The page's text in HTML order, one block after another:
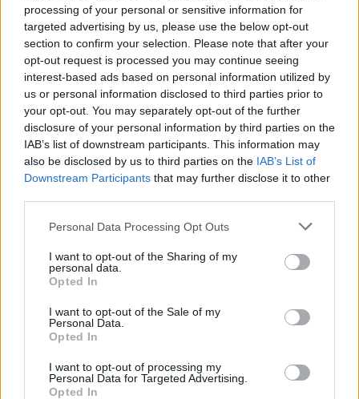
processing of your personal or sensitive information for
targeted advertising by us, please use the below opt-out
section to confirm your selection. Please note that after your
opt-out request is processed you may continue seeing
interest-based ads based on personal information utilized by
us or personal information disclosed to third parties prior to
your opt-out. You may separately opt-out of the further
disclosure of your personal information by third parties on the
IAB’s list of downstream participants. This information may
also be disclosed by us to third parties on the IAB’s List of
Downstream Participants that may further disclose it to other
Personal Data Processing Opt Outs
I want to opt-out of the Sharing of my
personal data.
Opted In
I want to opt-out of the Sale of my
Personal Data.
Opted In
I want to opt-out of processing my
Personal Data for Targeted Advertising.
Opted In
Gott om besökare. Glada medaljörer. Som vanligt blev
det en trevlig dag när Sällskapet Malte genomförde sin
hembryggartävling i helgen.
Sällskapet Maltes Hembrygdsfestival har blivit en viktig
tillställning för hembryggare i södra Sverige. Den här
gången höll man till i Limhamns Folkets Hus och det var en
och prova hembryggda öl.
Men även om mycket handlade om att ha trevligt, så fanns
det ju också tävlingsmoment. Folkets val och domarklassen
fick medalj i de två tävlingarna.
Sammanlagt 42 olika öl fanns med under dagen, och så här
fördelade sig medaljerna: